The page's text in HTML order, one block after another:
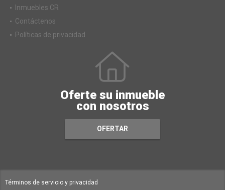
Inmuebles CR
Contáctenos
Políticas de privacidad
Oferte su inmueble
con nosotros
OFERTAR
Términos de servicio y privacidad